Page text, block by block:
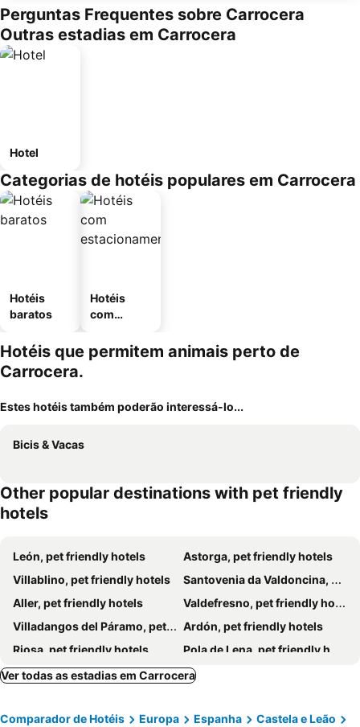
Perguntas Frequentes sobre Carrocera
Outras estadias em Carrocera
Hotel
Categorias de hotéis populares em Carrocera
Hotéis
baratos
Hotéis
com
mento
Hotéis que permitem animais perto de
Carrocera.
Estes hotéis também poderão interessá-lo...
Bicis & Vacas
Other popular destinations with pet friendly
hotels
León, pet friendly hotels
Astorga, pet friendly hotels
Villablino, pet friendly hotels
Santovenia da Valdoncina, pet friendly hotels
Aller, pet friendly hotels
Valdefresno, pet friendly hotels
Villadangos del Páramo, pet friendly hotels
Ardón, pet friendly hotels
Riosa, pet friendly hotels
Pola de Lena, pet friendly hotels
Puebla de Lillo, pet friendly hotels
San Justo de la Vega, pet friendly hotels
Santa María del Páramo, pet friendly hotels
Mansilla de las Mulas, pet friendly hotels
Ver todas as estadias em Carrocera
Comparador de Hotéis Europa Espanha
Castela e Leão